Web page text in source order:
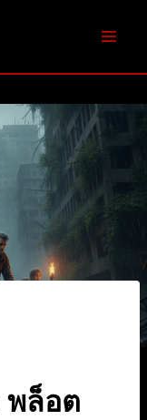
พล็อต